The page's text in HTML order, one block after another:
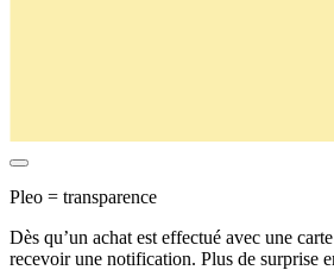
Pleo = transparence
Dès qu’un achat est effectué avec une
recevoir une notification. Plus de surprise